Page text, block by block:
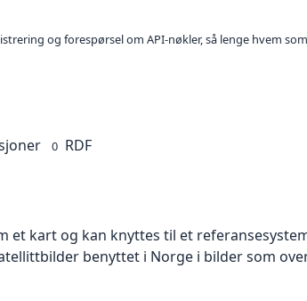
og forespørsel om API-nøkler, så lenge hvem
0 RDF
et kart og kan knyttes til et
benyttet i Norge i bilder som